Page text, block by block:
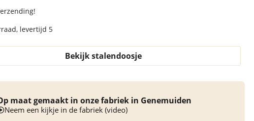
levertijd 5
Bekijk stalendoosje
maat gemaakt in onze fabriek in Genemuiden
Neem een kijkje in de fabriek (video)
Rond vloerkleed
Xilento Amazing
Anthracite
Rond Vloerkleed
Xilento Amazing
Silver